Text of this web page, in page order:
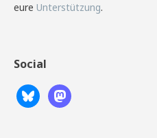
eure Unterstützung.
Social